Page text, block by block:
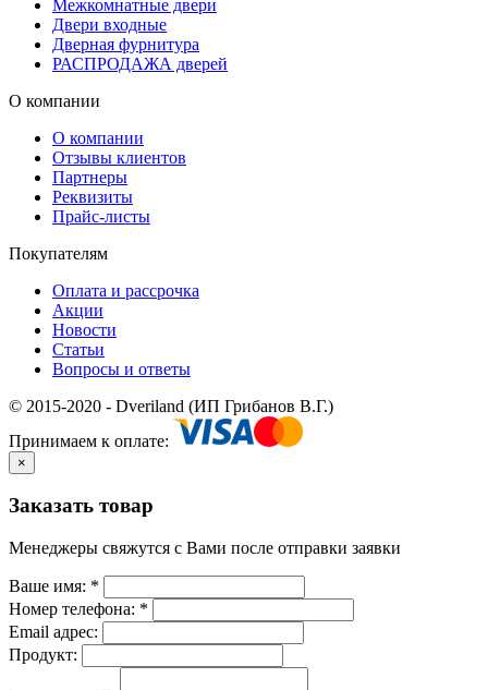
Межкомнатные двери
Двери входные
Дверная фурнитура
РАСПРОДАЖА дверей
О компании
О компании
Отзывы клиентов
Партнеры
Реквизиты
Прайс-листы
Покупателям
Оплата и рассрочка
Акции
Новости
Статьи
Вопросы и ответы
© 2015-2020 - Dveriland (ИП Грибанов В.Г.)
Принимаем к оплате:
×
Заказать товар
Менеджеры свяжутся с Вами после отправки заявки
Ваше имя: *
Номер телефона: *
Email адрес:
Продукт: